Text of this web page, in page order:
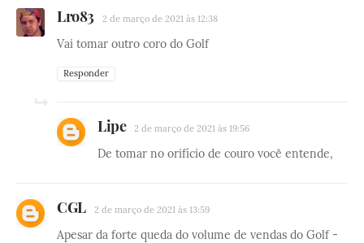
Lro83 2 de março de 2021 às 12:38
Vai tomar outro coro do Golf
Responder
Lipe 2 de março de 2021 às 19:56
De tomar no orifício de couro você entende,
CGL 2 de março de 2021 às 13:59
Apesar da forte queda do volume de vendas do Golf -